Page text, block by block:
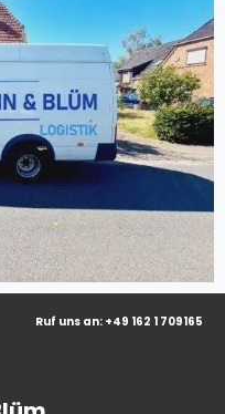
Ruf uns an: +49 162 1 709165